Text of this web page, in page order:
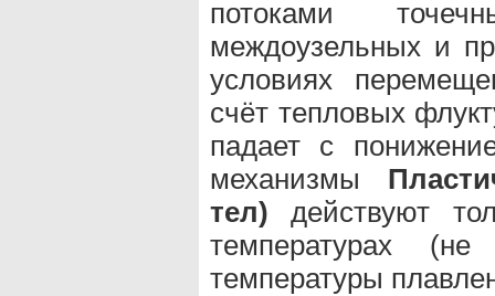
потоками
междоузельных и
условиях
счёт тепловых
падает с
механизмы
тел) действуют
температурах
температуры